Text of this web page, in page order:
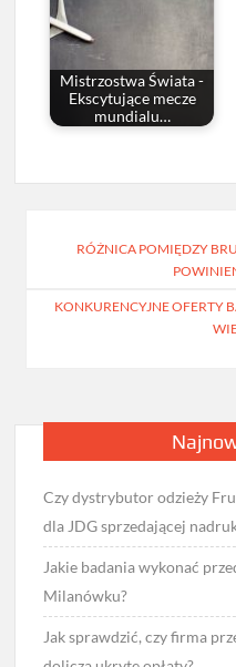
Mistrzostwa Świata -
Ekscytujące mecze
mundialu…
wpisuRÓŻNICA POMIĘDZY
KONKURENCYJNE OFERTY
Czy dystrybutor odzieży
dla JDG sprzedającej
Jakie badania wykonać
Milanówku?
Jak sprawdzić, czy firma